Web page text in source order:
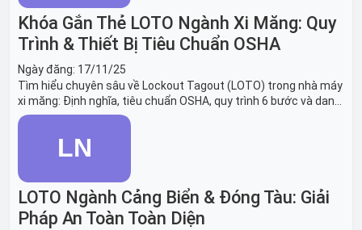
Khóa Gắn Thẻ LOTO Ngành Xi Măng: Quy
Trình & Thiết Bị Tiêu Chuẩn OSHA
Ngày đăng: 17/11/25
Tìm hiểu chuyên sâu về Lockout Tagout (LOTO) trong nhà máy
xi măng: Định nghĩa, tiêu chuẩn OSHA, quy trình 6 bước và danh
sách thiết bị LOTO thiết yếu. Giải pháp bảo trì lò nung, máy
LOTO Ngành Cảng Biển & Đóng Tàu: Giải
Pháp An Toàn Toàn Diện